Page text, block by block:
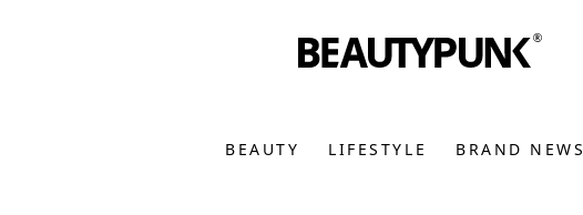
BEAUTY LIFESTYLE BRAND NEWS